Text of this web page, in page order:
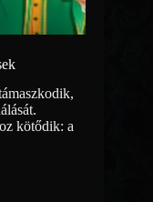
kötődik: a